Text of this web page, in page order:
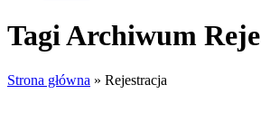
Tagi Archiwum
Strona główna » Rejestracja